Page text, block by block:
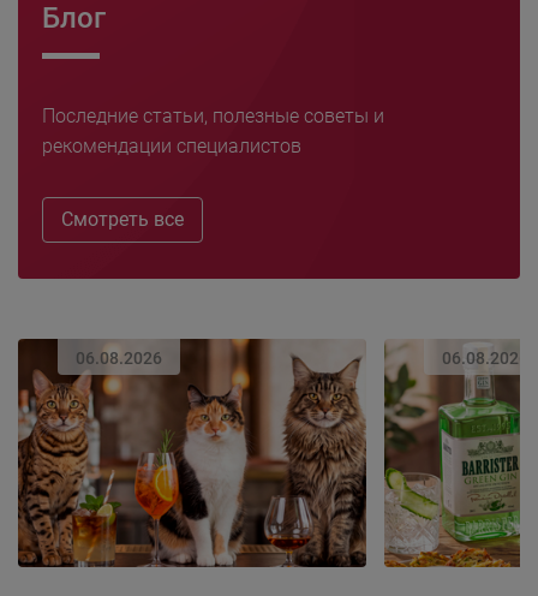
Блог
Последние статьи, полезные советы и
рекомендации специалистов
Смотреть все
06.08.2026 06.08.2026